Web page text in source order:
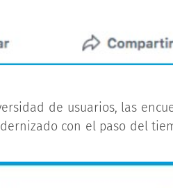
de usuarios, las
con el paso del